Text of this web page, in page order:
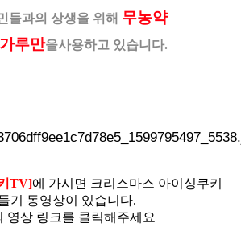
들과의 상생을 위해 무농약
루만을사용하고 있습니다.
TV]에 가시면 크리스마스 아이싱쿠키
기 동영상이 있습니다.
영상 링크를 클릭해주세요